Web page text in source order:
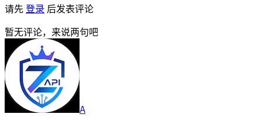
请先 登录 后发表评论
暂无评论，来说两句吧
A